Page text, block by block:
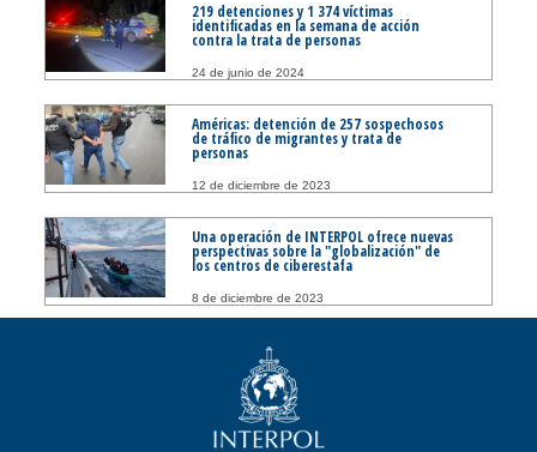
219 detenciones y 1 374 víctimas
identificadas en la semana de acción
contra la trata de personas
24 de junio de 2024
Américas: detención de 257 sospechosos
de tráfico de migrantes y trata de
personas
12 de diciembre de 2023
Una operación de INTERPOL ofrece nuevas
perspectivas sobre la "globalización" de
los centros de ciberestafa
8 de diciembre de 2023